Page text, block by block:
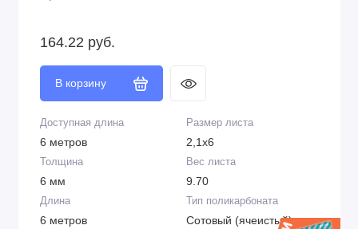
164.22 руб.
В корзину
Доступная длина
6 метров
Размер листа
2,1х6
Толщина
6 мм
Вес листа
9.70
Длина
6 метров
Тип поликарбоната
Сотовый (ячеистый)